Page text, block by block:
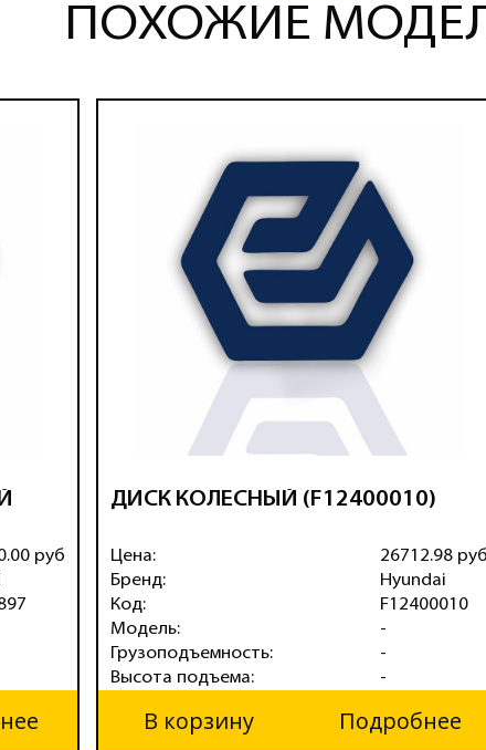
ПОХОЖИЕ
руб
ДИСК КОЛЕСНЫЙ (F12400010)
Цена:
Бренд:
Код:
Модель:
Грузоподъемность:
Высота подъема:
26712.98 руб
Hyundai
F12400010
-
-
-
В корзину Подробнее